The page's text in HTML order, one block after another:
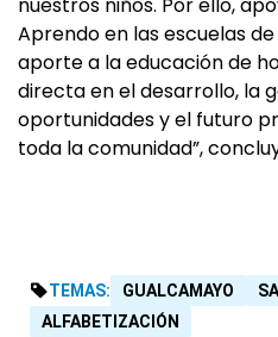
Aprendo en las escuelas
aporte a la educación de
directa en el desarrollo, la
oportunidades y el futuro
toda la comunidad”,
TEMAS: GUALCAMAYO
ALFABETIZACIÓN